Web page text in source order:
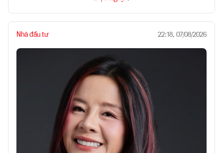
Nhà đầu tư 22:18, 07/08/2026